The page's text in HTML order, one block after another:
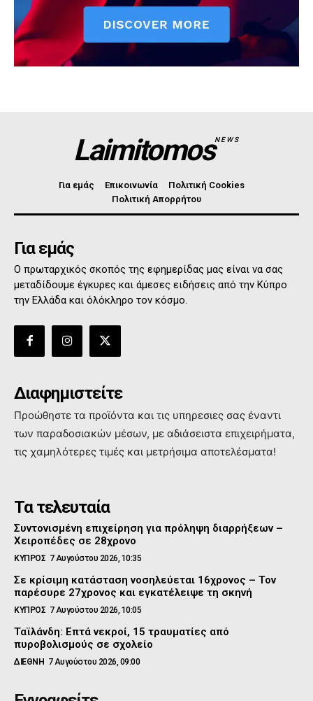
LaimitomosNEWS
Για εμάς Επικοινωνία
Πολιτική Cookies
Πολιτική Απορρήτου
Για εμάς
Ο πρωταρχικός σκοπός της εφημερίδας μας είναι να σας
μεταδίδουμε έγκυρες και άμεσες ειδήσεις από την Κύπρο
την Ελλάδα και όλόκληρο τον κόσμο.
Διαφημιστείτε
Προώθηστε τα προϊόντα και τις υπηρεσιες σας έναντι
των παραδοσιακών μέσων, με αδιάσειστα επιχειρήματα,
τις χαμηλότερες τιμές και μετρήσιμα αποτελέσματα!
Τα τελευταία
Συντονισμένη επιχείρηση για πρόληψη διαρρήξεων –
Χειροπέδες σε 28χρονο
ΚΥΠΡΟΣ 7 Αυγούστου 2026, 10:35
Σε κρίσιμη κατάσταση νοσηλεύεται 16χρονος – Τον
παρέσυρε 27χρονος και εγκατέλειψε τη σκηνή
ΚΥΠΡΟΣ 7 Αυγούστου 2026, 10:05
Ταϊλάνδη: Επτά νεκροί, 15 τραυματίες από
πυροβολισμούς σε σχολείο
ΔΙΕΘΝΗ 7 Αυγούστου 2026, 09:00